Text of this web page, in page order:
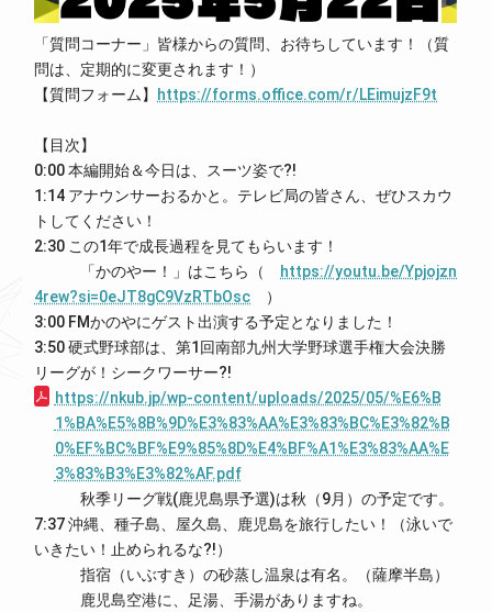
「質問コーナー」皆様からの質問、お待ちしています！（質
問は、定期的に変更されます！）
【質問フォーム】 https://forms.office.com/r/LEimujzF9t
【目次】
0:00 本編開始＆今日は、スーツ姿で?!
1:14 アナウンサーおるかと。テレビ局の皆さん、ぜひスカウ
トしてください！
2:30 この1年で成長過程を見てもらいます！
「かのやー！」はこちら（
https://youtu.be/Ypjojzn
4rew?si=0eJT8gC9VzRTbOsc ）
3:00 FMかのやにゲスト出演する予定となりました！
3:50 硬式野球部は、第1回南部九州大学野球選手権大会決勝
リーグが！シークワーサー?!
https://nkub.jp/wp-content/uploads/2025/05/%E6%B
1%BA%E5%8B%9D%E3%83%AA%E3%83%BC%E3%82%B
0%EF%BC%BF%E9%85%8D%E4%BF%A1%E3%83%AA%E
3%83%B3%E3%82%AF.pdf
秋季リーグ戦(鹿児島県予選)は秋（9月）の予定です。
7:37 沖縄、種子島、屋久島、鹿児島を旅行したい！（泳いで
いきたい！止められるな?!）
指宿（いぶすき）の砂蒸し温泉は有名。（薩摩半島）
鹿児島空港に、足湯、手湯がありますね。